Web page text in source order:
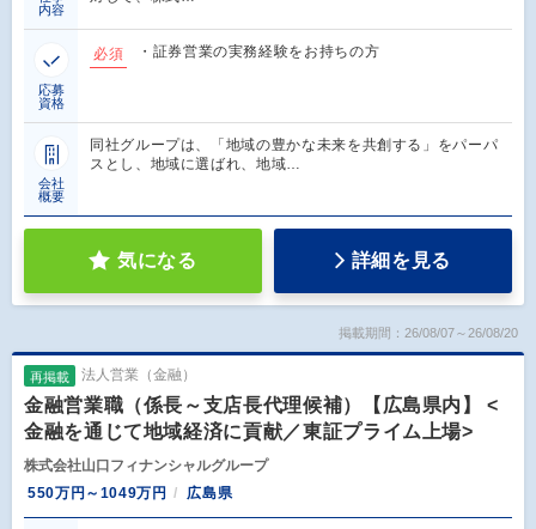
内容
応募
資格
必須 ・証券営業の実務経験をお持ちの方
会社
概要
同社グループは、「地域の豊かな未来を共創する」をパーパ
スとし、地域に選ばれ、地域…
気になる 詳細を見る
掲載期間：26/08/07～26/08/20
再掲載 法人営業（金融）
金融営業職（係長～支店長代理候補）【広島県内】 <
金融を通じて地域経済に貢献／東証プライム上場>
株式会社山口フィナンシャルグループ
550万円～1049万円
広島県